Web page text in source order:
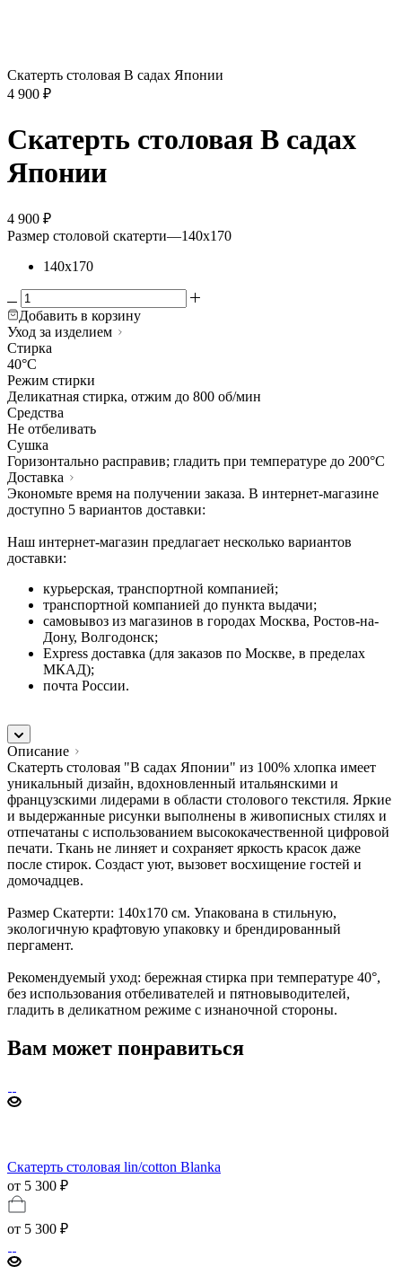
Скатерть столовая В садах Японии
4 900 ₽
Скатерть столовая В садах
Японии
4 900 ₽
Размер столовой скатерти—140х170
140х170
Добавить в корзину
Уход за изделием
Стирка
40°C
Режим стирки
Деликатная стирка, отжим до 800 об/мин
Средства
Не отбеливать
Сушка
Горизонтально расправив; гладить при температуре до 200°C
Доставка
Экономьте время на получении заказа. В интернет-магазине
доступно 5 вариантов доставки:
Наш интернет-магазин предлагает несколько вариантов
доставки:
курьерская, транспортной компанией;
транспортной компанией до пункта выдачи;
самовывоз из магазинов в городах Москва, Ростов-на-
Дону, Волгодонск;
Express доставка (для заказов по Москве, в пределах
МКАД);
почта России.
Описание
Скатерть столовая "В садах Японии" из 100% хлопка имеет
уникальный дизайн, вдохновленный итальянскими и
французскими лидерами в области столового текстиля. Яркие
и выдержанные рисунки выполнены в живописных стилях и
отпечатаны с использованием высококачественной цифровой
печати. Ткань не линяет и сохраняет яркость красок даже
после стирок. Создаст уют, вызовет восхищение гостей и
домочадцев.
Размер Скатерти: 140х170 см. Упакована в стильную,
экологичную крафтовую упаковку и брендированный
пергамент.
Рекомендуемый уход: бережная стирка при температуре 40°,
без использования отбеливателей и пятновыводителей,
гладить в деликатном режиме с изнаночной стороны.
Вам может понравиться
Скатерть столовая lin/cotton Blanka
от 5 300 ₽
от 5 300 ₽